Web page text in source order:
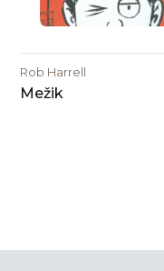
Rob Harrell
Mežik